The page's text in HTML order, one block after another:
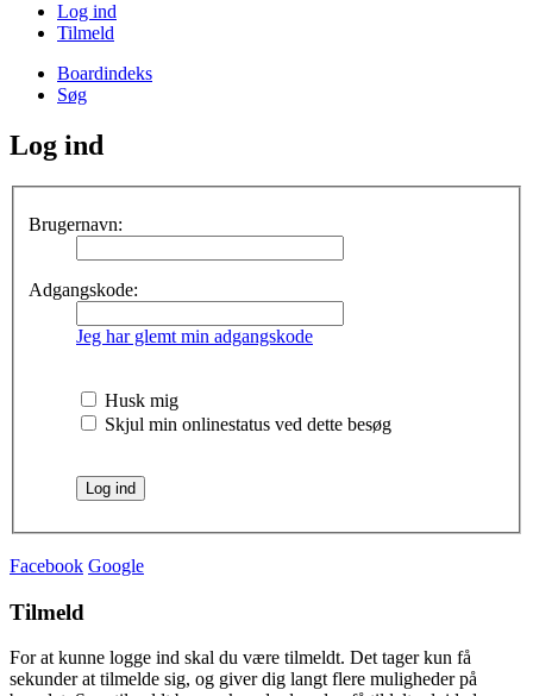
Log ind
Tilmeld
Boardindeks
Søg
Log ind
Brugernavn:
Adgangskode:
Jeg har glemt min adgangskode
Husk mig
Skjul min onlinestatus ved dette besøg
Facebook Google
Tilmeld
For at kunne logge ind skal du være tilmeldt. Det tager kun få
sekunder at tilmelde sig, og giver dig langt flere muligheder på